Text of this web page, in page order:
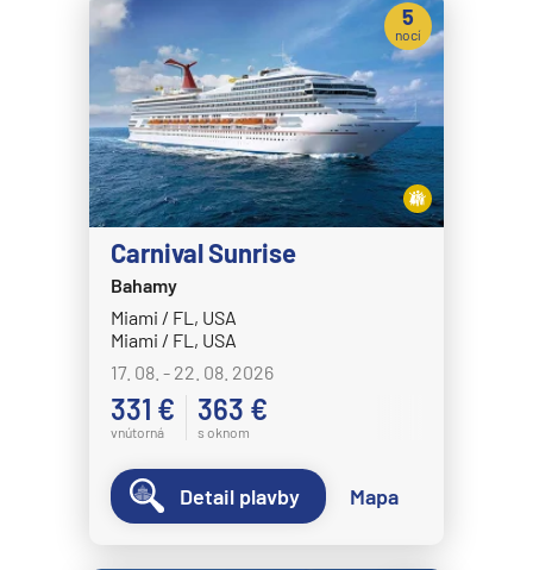
Disney Cruise Line
Disney Adventure
Disney Destiny
Disney Dream
Disney Fantasy
Disney Magic
Disney Treasure
Disney Wish
Disney Wonder
Explora Journeys
Explora I
Explora II
Explora III
Explora IV
Carnival Sunrise
Bahamy
Miami / FL, USA
Miami / FL, USA
17. 08. - 22. 08. 2026
331 €
vnútorná
363 €
s oknom
5
nocí
Detail plavby Mapa